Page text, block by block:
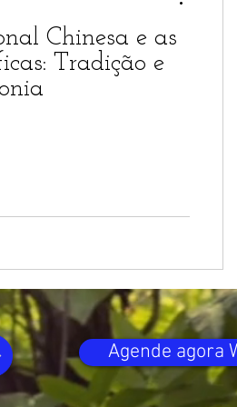
Chinesa e as
Tradição e
Agende agora